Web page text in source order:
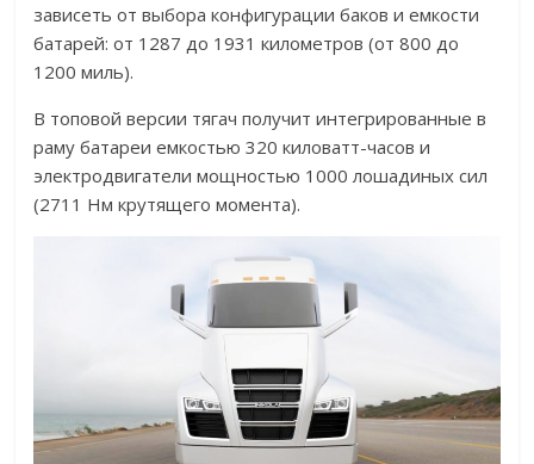
зависеть от выбора конфигурации баков и емкости
батарей: от 1287 до 1931 километров (от 800 до
1200 миль).
В топовой версии тягач получит интегрированные в
раму батареи емкостью 320 киловатт-часов и
электродвигатели мощностью 1000 лошадиных сил
(2711 Нм крутящего момента).